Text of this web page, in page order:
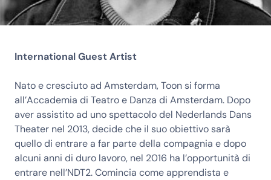
International Guest Artist
Nato e cresciuto ad Amsterdam, Toon si forma
all’Accademia di Teatro e Danza di Amsterdam. Dopo
aver assistito ad uno spettacolo del Nederlands Dans
Theater nel 2013, decide che il suo obiettivo sarà
quello di entrare a far parte della compagnia e dopo
alcuni anni di duro lavoro, nel 2016 ha l’opportunità di
entrare nell’NDT2. Comincia come apprendista e